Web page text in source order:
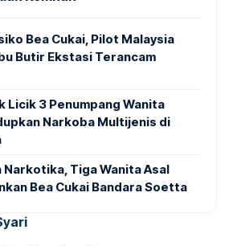
Bea Cukai, Pilot Malaysia
Butir Ekstasi Terancam
Licik 3 Penumpang Wanita
Narkoba Multijenis di
Narkotika, Tiga Wanita Asal
Bea Cukai Bandara Soetta